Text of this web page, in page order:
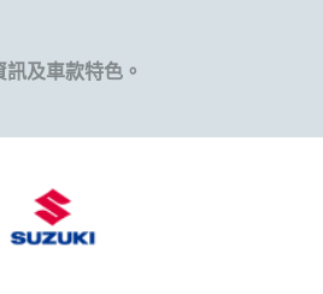
及車款特色。